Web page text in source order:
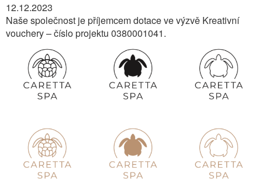
12.12.2023
Naše společnost je příjemcem dotace ve výzvě Kreativní
vouchery – číslo projektu 0380001041.